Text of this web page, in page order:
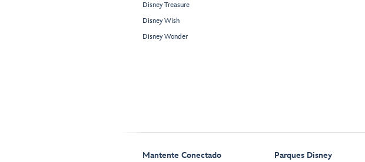
Disney Treasure
Disney Wish
Disney Wonder
Mantente Conectado Parques Disney